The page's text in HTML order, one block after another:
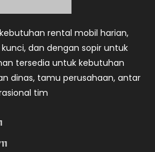
rental mobil harian,
dan dengan sopir untuk
tersedia untuk kebutuhan
dinas, tamu perusahaan, antar
tim